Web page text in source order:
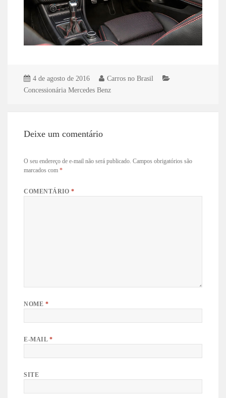
4 de agosto de 2016
Carros no Brasil
Concessionária Mercedes Benz
Deixe um comentário
O seu endereço de e-mail não será publicado. Campos obrigatórios são
marcados com*
COMENTÁRIO*
NOME *
E-MAIL *
SITE